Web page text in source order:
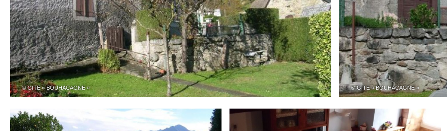
– © GITE « BOUHACAGNE » – © GITE « BOUHACAGNE »